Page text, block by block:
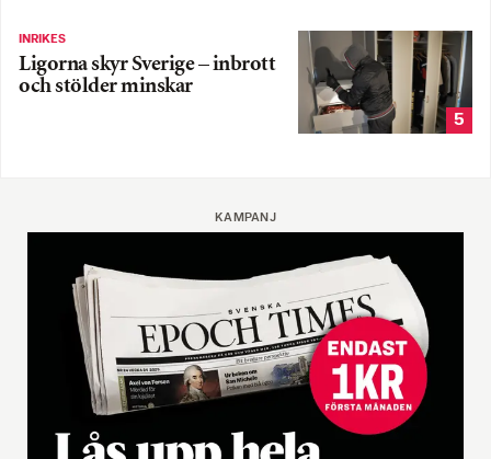
INRIKES
Ligorna skyr Sverige – inbrott
och stölder minskar
5
KAMPANJ